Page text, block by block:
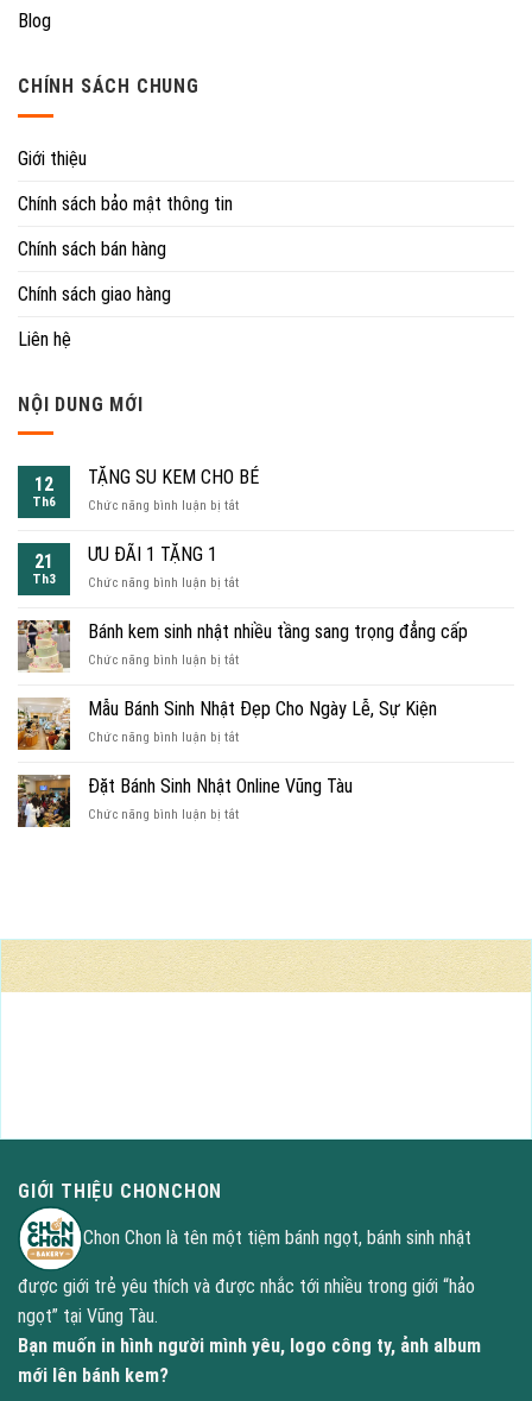
Blog
CHÍNH SÁCH CHUNG
Giới thiệu
Chính sách bảo mật thông tin
Chính sách bán hàng
Chính sách giao hàng
Liên hệ
NỘI DUNG MỚI
12
Th6
TẶNG SU KEM CHO BÉ
Chức năng bình luận bị tắtở
CHO
21
Th3
ƯU ĐÃI 1 TẶNG 1
Chức năng bình luận bị tắtở
ĐÃI
1
TẶNG
Bánh kem sinh nhật nhiều tầng sang trọng đẳng cấp
Chức năng bình luận bị tắtở
kem
sinh
nhật
tầng
trọng
Mẫu Bánh Sinh Nhật Đẹp Cho Ngày Lễ, Sự Kiện
Chức năng bình luận bị tắtở
Bánh
Sinh
Nhật
Kiện
Đặt Bánh Sinh Nhật Online Vũng Tàu
Chức năng bình luận bị tắtở
Tàu
BÁNH TƯƠI NGON MỖI NGÀY
GIỚI THIỆU CHONCHON
Chon Chon là tên một tiệm bánh ngọt, bánh sinh nhật
được giới trẻ yêu thích và được nhắc tới nhiều trong giới “hảo
ngọt” tại Vũng Tàu.
Bạn muốn in hình người mình yêu, logo công ty, ảnh album
mới lên bánh kem?